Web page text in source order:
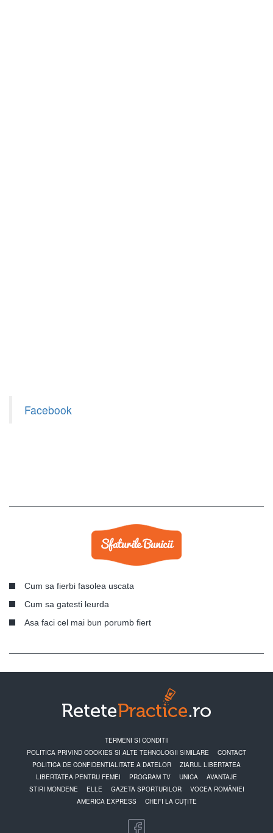
Facebook
Cum sa fierbi fasolea uscata
Cum sa gatesti leurda
Asa faci cel mai bun porumb fiert
TERMENI SI CONDITII
POLITICA PRIVIND COOKIES SI ALTE TEHNOLOGII SIMILARE
CONTACT
POLITICA DE CONFIDENTIALITATE A DATELOR
ZIARUL LIBERTATEA
LIBERTATEA PENTRU FEMEI
PROGRAM TV UNICA
AVANTAJE
STIRI MONDENE
ELLE GAZETA SPORTURILOR
VOCEA ROMÂNIEI
AMERICA EXPRESS
CHEFI LA CUȚITE